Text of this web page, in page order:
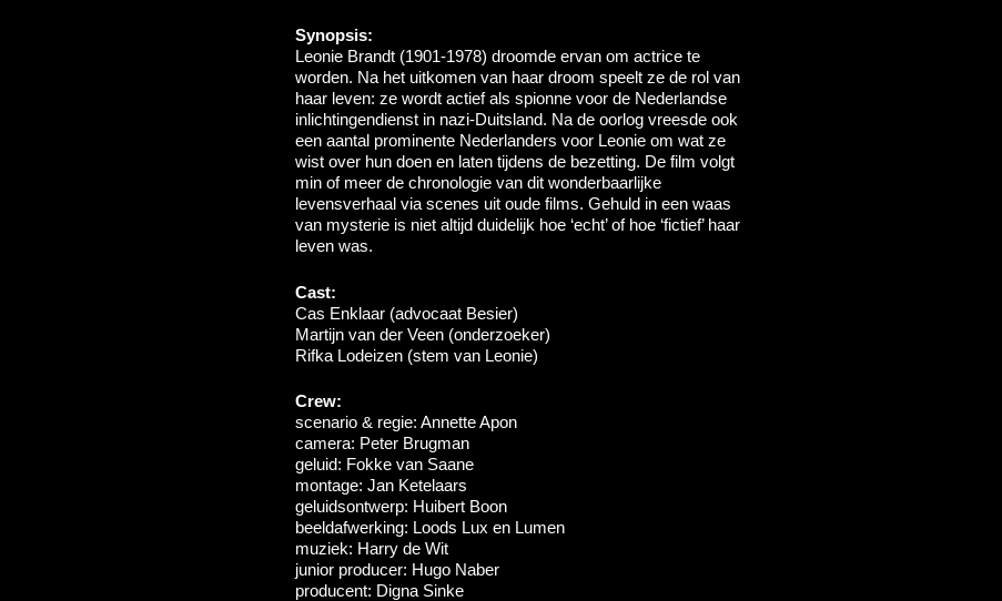
Synopsis:
Leonie Brandt (1901-1978) droomde ervan om actrice te
worden. Na het uitkomen van haar droom speelt ze de rol van
haar leven: ze wordt actief als spionne voor de Nederlandse
inlichtingendienst in nazi-Duitsland. Na de oorlog vreesde ook
een aantal prominente Nederlanders voor Leonie om wat ze
wist over hun doen en laten tijdens de bezetting. De film volgt
min of meer de chronologie van dit wonderbaarlijke
levensverhaal via scenes uit oude films. Gehuld in een waas
van mysterie is niet altijd duidelijk hoe ‘echt’ of hoe ‘fictief’ haar
leven was.
Cast:
Cas Enklaar (advocaat Besier)
Martijn van der Veen (onderzoeker)
Rifka Lodeizen (stem van Leonie)
Crew:
scenario & regie: Annette Apon
camera: Peter Brugman
geluid: Fokke van Saane
montage: Jan Ketelaars
geluidsontwerp: Huibert Boon
beeldafwerking: Loods Lux en Lumen
muziek: Harry de Wit
junior producer: Hugo Naber
producent: Digna Sinke